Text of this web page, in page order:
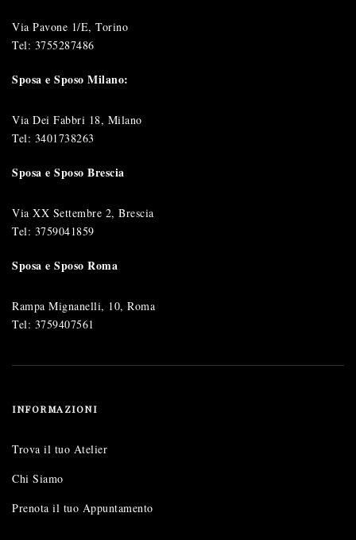
Via Pavone 1/E, Torino
Tel: 3755287486
Sposa e Sposo Milano:
Via Dei Fabbri 18, Milano
Tel: 3401738263
Sposa e Sposo Brescia
Via XX Settembre 2, Brescia
Tel: 3759041859
Sposa e Sposo Roma
Rampa Mignanelli, 10, Roma
Tel: 3759407561
INFORMAZIONI
Trova il tuo Atelier
Chi Siamo
Prenota il tuo Appuntamento